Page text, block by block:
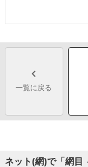
一覧に戻る
ネット(網)で「網目